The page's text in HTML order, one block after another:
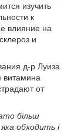
изучить
к
влияние на
и
д-р Луиза
витамина
от
більш
обходить і